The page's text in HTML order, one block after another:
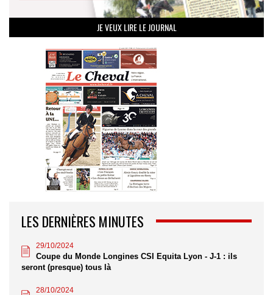
JE VEUX LIRE LE JOURNAL
LES DERNIÈRES MINUTES
29/10/2024
Coupe du Monde Longines CSI Equita Lyon - J-1 : ils
seront (presque) tous là
28/10/2024